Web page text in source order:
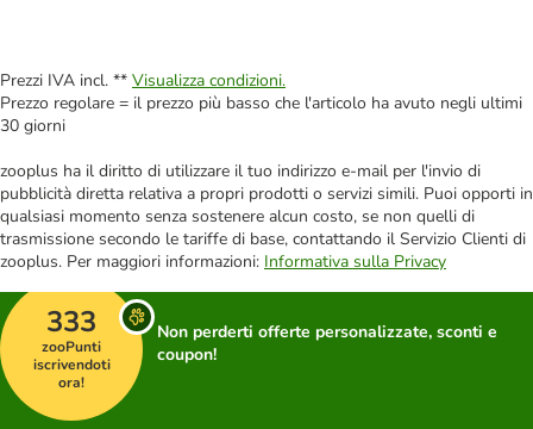
Prezzi IVA incl. ** Visualizza condizioni.
Prezzo regolare = il prezzo più basso che l'articolo ha avuto negli ultimi
30 giorni
zooplus ha il diritto di utilizzare il tuo indirizzo e-mail per l'invio di
pubblicità diretta relativa a propri prodotti o servizi simili. Puoi opporti in
qualsiasi momento senza sostenere alcun costo, se non quelli di
trasmissione secondo le tariffe di base, contattando il Servizio Clienti di
zooplus. Per maggiori informazioni: Informativa sulla Privacy
333
zooPunti
iscrivendoti
ora!
Non perderti offerte personalizzate, sconti e
coupon!